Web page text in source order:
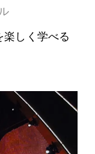
楽しく学べる